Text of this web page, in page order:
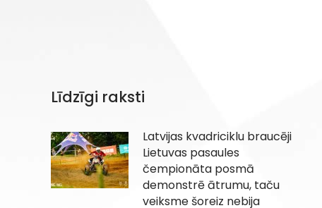
Līdzīgi raksti
Latvijas kvadriciklu braucēji
Lietuvas pasaules
čempionāta posmā
demonstrē ātrumu, taču
veiksme šoreiz nebija